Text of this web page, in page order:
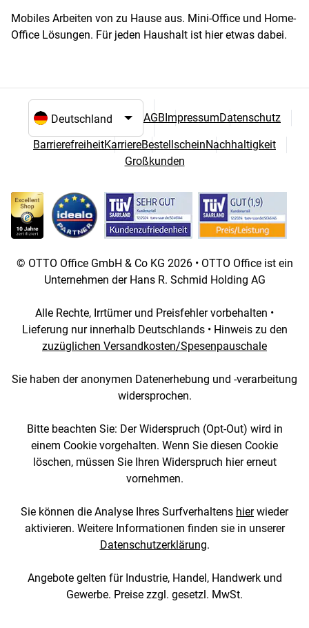
Mobiles Arbeiten von zu Hause aus. Mini-Office und Home-
Office Lösungen. Für jeden Haushalt ist hier etwas dabei.
Sprach- und Landesauswahl
AGB ImpressumDatenschutz
BarrierefreiheitKarriereBestellscheinNachhaltigkeit
Großkunden
© OTTO Office GmbH & Co KG 2026 • OTTO Office ist ein
Unternehmen der Hans R. Schmid Holding AG
Alle Rechte, Irrtümer und Preisfehler vorbehalten •
Lieferung nur innerhalb Deutschlands • Hinweis zu den
zuzüglichen Versandkosten/Spesenpauschale
Sie haben der anonymen Datenerhebung und -verarbeitung
widersprochen.
Bitte beachten Sie: Der Widerspruch (Opt-Out) wird in
einem Cookie vorgehalten. Wenn Sie diesen Cookie
löschen, müssen Sie Ihren Widerspruch hier erneut
vornehmen.
Sie können die Analyse Ihres Surfverhaltens hierwieder
aktivieren. Weitere Informationen finden sie in unserer
Datenschutzerklärung.
Angebote gelten für Industrie, Handel, Handwerk und
Gewerbe. Preise zzgl. gesetzl. MwSt.